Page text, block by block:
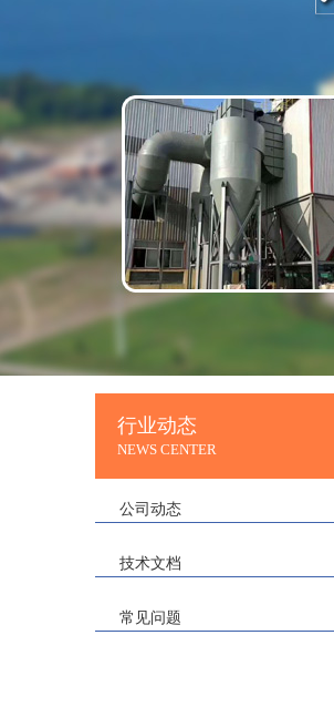
行业动态
NEWS CENTER
公司动态
技术文档
常见问题